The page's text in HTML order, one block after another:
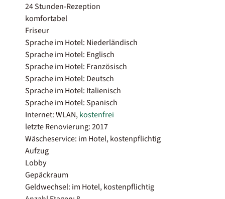
24 Stunden-Rezeption
komfortabel
Friseur
Sprache im Hotel: Niederländisch
Sprache im Hotel: Englisch
Sprache im Hotel: Französisch
Sprache im Hotel: Deutsch
Sprache im Hotel: Italienisch
Sprache im Hotel: Spanisch
Internet: WLAN,kostenfrei
letzte Renovierung: 2017
Wäscheservice: im Hotel, kostenpflichtig
Aufzug
Lobby
Gepäckraum
Geldwechsel: im Hotel, kostenpflichtig